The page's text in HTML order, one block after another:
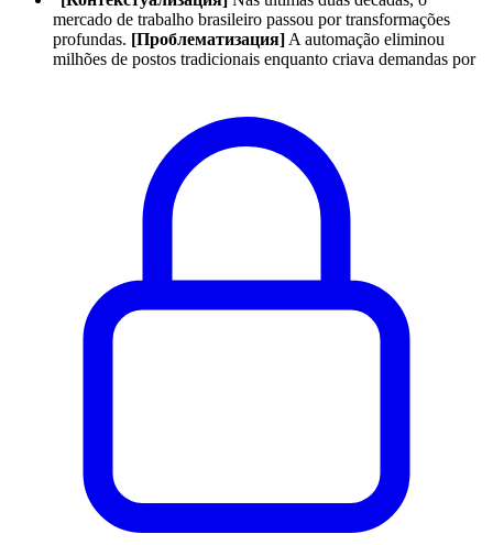
mercado de trabalho brasileiro passou por transformações
profundas. [Проблематизация] A automação eliminou
milhões de postos tradicionais enquanto criava demandas por